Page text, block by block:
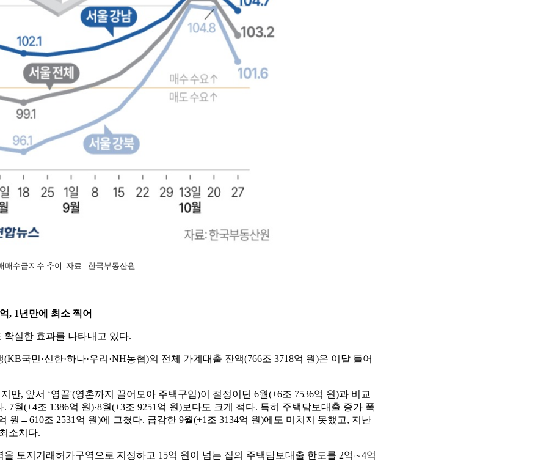
매수급지수 추이. 자료 : 한국부동산원
, 1년만에 최소 찍어
확실한 효과를 나타내고 있다.
국민·신한·하나·우리·NH농협)의 전체 가계대출 잔액(766조 3718억 원)은 이달 들어
만, 앞서 ‘영끌'(영혼까지 끌어모아 주택구입)이 절정이던 6월(+6조 7536억 원)과 비교
7월(+4조 1386억 원)·8월(+3조 9251억 원)보다도 크게 적다. 특히 주택담보대출 증가 폭
원→610조 2531억 원)에 그쳤다. 급감한 9월(+1조 3134억 원)에도 미치지 못했고, 지난
소치다.
토지거래허가구역으로 지정하고 15억 원이 넘는 집의 주택담보대출 한도를 2억∼4억